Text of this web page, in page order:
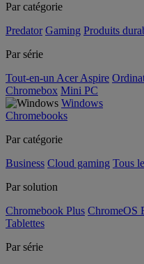
Par catégorie
Predator Gaming Produits
Par série
Tout-en-un Acer Aspire
Chromebox Mini PC
Windows
Chromebooks
Par catégorie
Business Cloud gaming Tous
Par solution
Chromebook Plus ChromeOS
Tablettes
Par série